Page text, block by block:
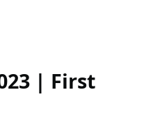
| First